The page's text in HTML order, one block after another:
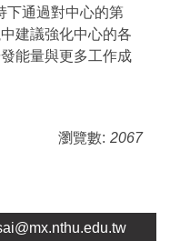
下通過對中心的第
建議強化中心的各
能量與更多工作成
瀏覽數: 2067